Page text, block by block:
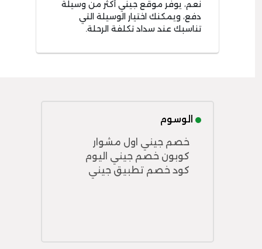
نعم، يوفر موقع جيني أكثر من وسيلة
دفع، ويمكنك اختيار الوسيلة التي
تناسبك عند سداد تكلفة الرحلة.
الوسوم
خصم جيني اول مشوار
كوبون خصم جيني اليوم
كود خصم تطبيق جيني